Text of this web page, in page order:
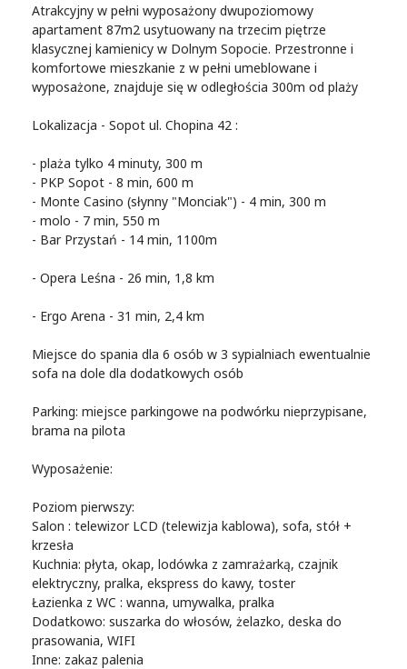
Atrakcyjny w pełni wyposażony dwupoziomowy
apartament 87m2 usytuowany na trzecim piętrze
klasycznej kamienicy w Dolnym Sopocie. Przestronne i
komfortowe mieszkanie z w pełni umeblowane i
wyposażone, znajduje się w odległościa 300m od plaży
Lokalizacja - Sopot ul. Chopina 42 :
- plaża tylko 4 minuty, 300 m
- PKP Sopot - 8 min, 600 m
- Monte Casino (słynny "Monciak") - 4 min, 300 m
- molo - 7 min, 550 m
- Bar Przystań - 14 min, 1100m
- Opera Leśna - 26 min, 1,8 km
- Ergo Arena - 31 min, 2,4 km
Miejsce do spania dla 6 osób w 3 sypialniach ewentualnie
sofa na dole dla dodatkowych osób
Parking: miejsce parkingowe na podwórku nieprzypisane,
brama na pilota
Wyposażenie:
Poziom pierwszy:
Salon : telewizor LCD (telewizja kablowa), sofa, stół +
krzesła
Kuchnia: płyta, okap, lodówka z zamrażarką, czajnik
elektryczny, pralka, ekspress do kawy, toster
Łazienka z WC : wanna, umywalka, pralka
Dodatkowo: suszarka do włosów, żelazko, deska do
prasowania, WIFI
Inne: zakaz palenia